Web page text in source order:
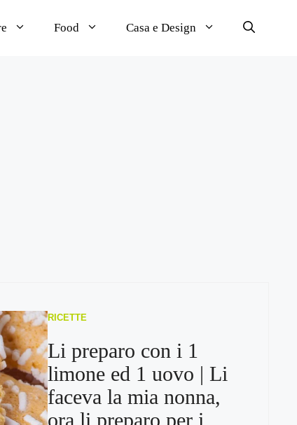
Food Casa e Design
RICETTE
Li preparo con i 1
limone ed 1 uovo | Li
faceva la mia nonna,
ora li preparo per i